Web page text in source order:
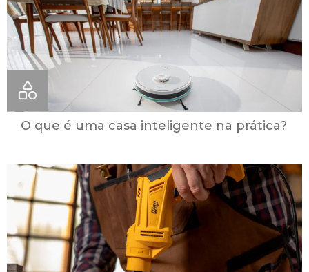
O que é uma casa inteligente na prática?